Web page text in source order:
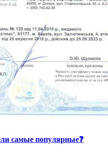
самые популярные❓